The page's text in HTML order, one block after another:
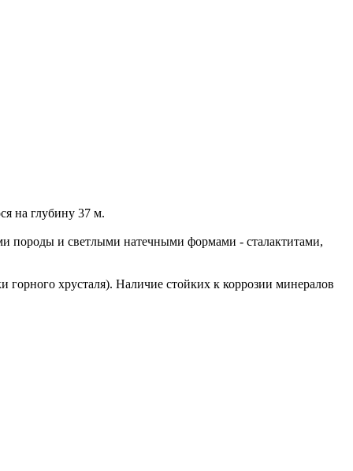
на глубину 37 м.
породы и светлыми натечными формами - сталактитами,
хрусталя). Наличие стойких к коррозии минералов